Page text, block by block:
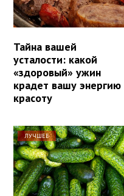
Тайна вашей
усталости: какой
«здоровый» ужин
крадет вашу энергию
красоту
ЛУЧШЕЕ